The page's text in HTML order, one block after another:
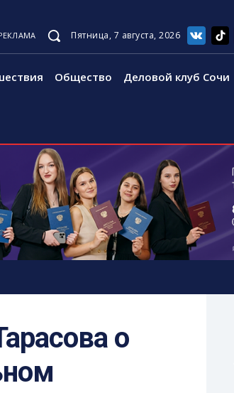
Пятница, 7 августа, 2026
Общество Деловой клуб Сочи
о